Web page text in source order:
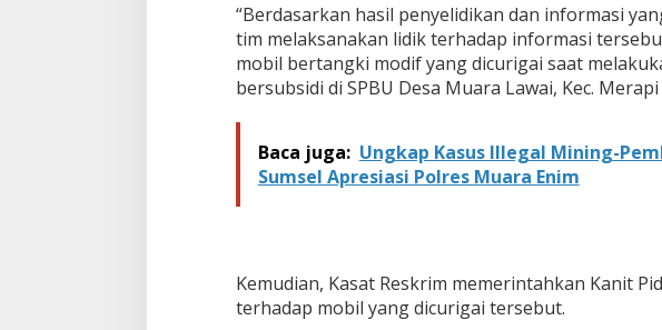
i
,
6
5
0
i
t
l
r
“Berdasarkan hasil penyelidikan dan informasi
tim melaksanakan lidik terhadap informasi
mobil bertangki modif yang dicurigai saat
bersubsidi di SPBU Desa Muara Lawai, Kec.
Baca juga: Ungkap Kasus Illegal Mining-
Sumsel Apresiasi Polres Muara Enim
Kemudian, Kasat Reskrim memerintahkan Kanit
terhadap mobil yang dicurigai tersebut.